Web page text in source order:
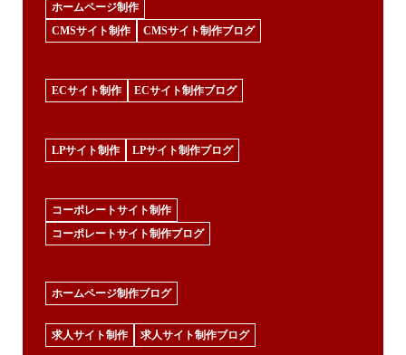
ホームページ制作
CMSサイト制作
CMSサイト制作ブログ
ECサイト制作 ECサイト制作ブログ
LPサイト制作 LPサイト制作ブログ
コーポレートサイト制作
コーポレートサイト制作ブログ
ホームページ制作ブログ
求人サイト制作 求人サイト制作ブログ